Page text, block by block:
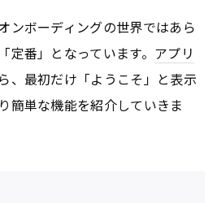
ンボーディングの世界ではあら
番」となっています。 アプリ
、最初だけ「ようこそ」と表示
簡単な機能を紹介していきま